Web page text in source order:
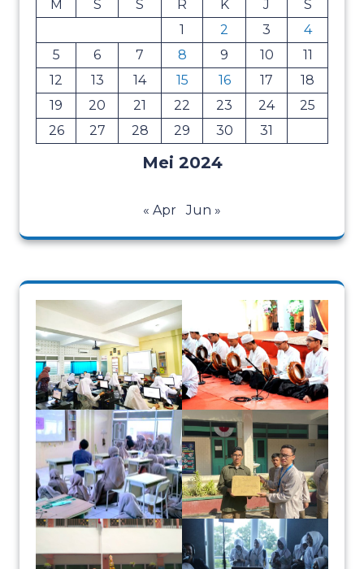
Mei 2024
M S S R K J
S
1
2 3
4
5
6 7 8 9 10
11
12
13 14 15 16 17
18
19
20 21 22 23 24
25
26
27 28 29 30 31
« Apr Jun »